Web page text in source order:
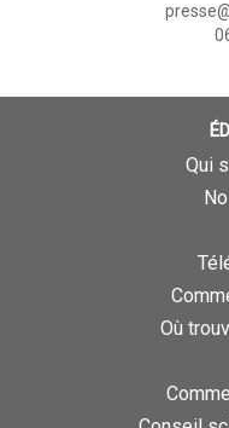
Qui
Où